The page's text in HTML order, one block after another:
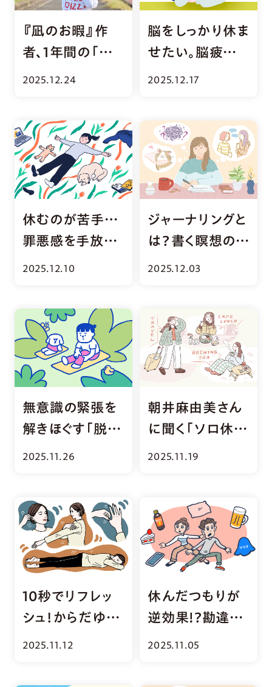
2025.12.24
『凪のお暇』作
者、1年間の「お
暇」を経て気づ
2025.12.17
脳をしっかり休ま
せたい。脳疲労
の原因と対策
2025.12.10
休むのが苦手…
罪悪感を手放し
て休養を取るた
2025.12.03
ジャーナリングと
は？書く瞑想の実
践メソッド＆体験
2025.11.26
無意識の緊張を
解きほぐす「脱力
トレーニング」7
2025.11.19
朝井麻由美さん
に聞く「ソロ休日
を満喫する」過ご
2025.11.12
10秒でリフレッ
シュ！からだゆる
める「ふるふる体
2025.11.05
休んだつもりが
逆効果!?勘違い
リカバリー習慣